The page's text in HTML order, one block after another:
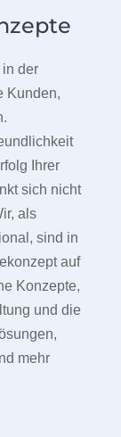
der
Kunden,
Ihrer
sich nicht
als
sind in
auf
Konzepte,
und die
mehr